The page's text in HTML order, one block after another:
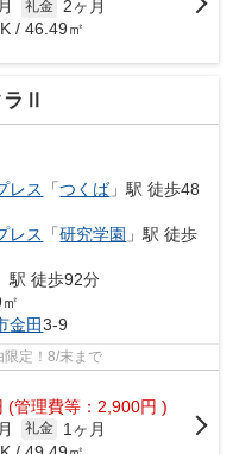
礼金
2ヶ月
/ 46.49㎡
Ⅱ
レス
「つくば」駅 徒歩48
レス
「研究学園 」駅 徒歩
」駅 徒歩92分
金田3-9
定！8/末まで
(管理費等：2,900円 )
礼金
1ヶ月